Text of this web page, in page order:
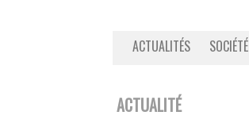
ACTUALITÉS SOCIÉTÉ
ACTUALITÉ